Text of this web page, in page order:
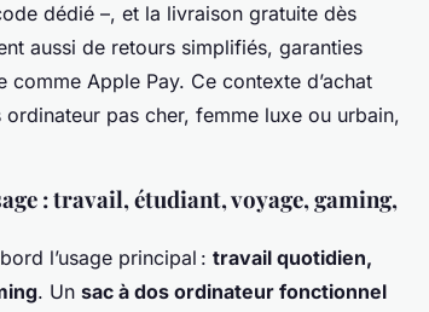
dédié –, et la livraison gratuite dès
aussi de retours simplifiés, garanties
Apple Pay. Ce contexte d’achat
pas cher, femme luxe ou urbain,
: travail, étudiant, voyage, gaming,
l’usage principal : travail quotidien,
. Un sac à dos ordinateur fonctionnel